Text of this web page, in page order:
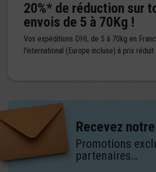
20%* de réduction sur
envois de 5 à 70Kg !
Vos expéditions DHL de 5 à 70kg en
l'international (Europe incluse) à prix réduit
Recevez
Promotions
partenaires…